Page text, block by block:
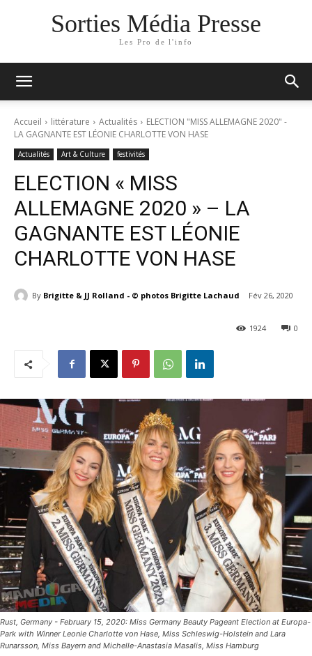
Sorties Média Presse
Les Pro de l'info
Accueil littérature Actualités
ELECTION "MISS ALLEMAGNE 2020" -
LA GAGNANTE EST LÉONIE CHARLOTTE VON HASE
Actualités Art & Culture festivités
ELECTION « MISS
ALLEMAGNE 2020 » – LA
GAGNANTE EST LÉONIE
CHARLOTTE VON HASE
By Brigitte & JJ Rolland - © photos Brigitte Lachaud Fév 26, 2020
0
1924
Rust, Germany - February 15, 2020: Miss Germany Beauty Pageant Election at Europa-
Park with Winner Leonie Charlotte von Hase, Miss Schleswig-Holstein and Lara
Runarsson, Miss Bayern and Michelle-Anastasia Masalis, Miss Hamburg